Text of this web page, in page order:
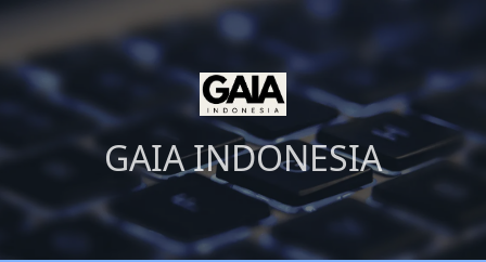
Skip
content
GAIA INDONESIA